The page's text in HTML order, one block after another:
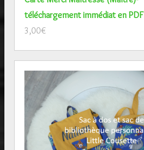
téléchargement immédiat en PDF
3,00€